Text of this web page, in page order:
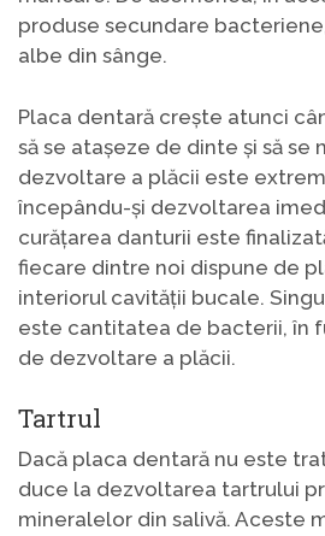
produse secundare
albe din sânge.
Placa dentară crește atunci
să se atașeze de dinte și să
dezvoltare a plăcii este
începându-și dezvoltarea
curățarea danturii este
fiecare dintre noi dispune de
interiorul cavității bucale.
este cantitatea de bacterii, în
de dezvoltare a plăcii.
Tartrul
Dacă placa dentară nu este
duce la dezvoltarea tartrului
mineralelor din salivă. Aceste